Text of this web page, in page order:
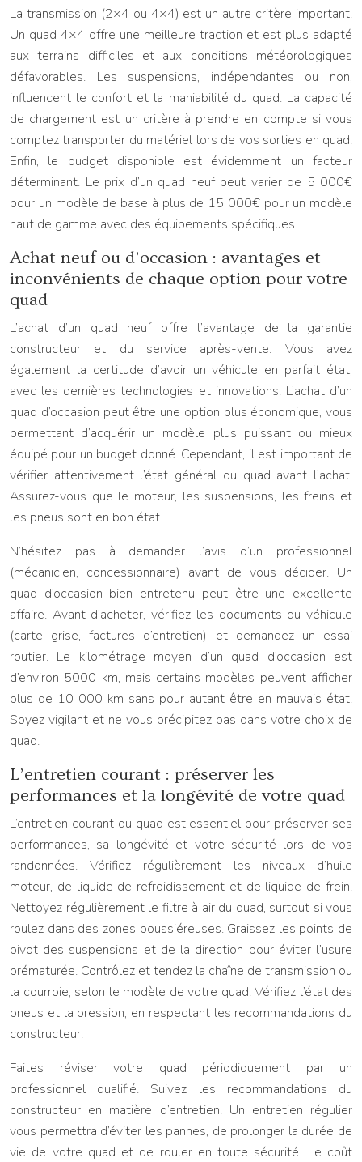
La transmission (2×4 ou 4×4) est un autre critère important.
Un quad 4×4 offre une meilleure traction et est plus adapté
aux terrains difficiles et aux conditions météorologiques
défavorables. Les suspensions, indépendantes ou non,
influencent le confort et la maniabilité du quad. La capacité
de chargement est un critère à prendre en compte si vous
comptez transporter du matériel lors de vos sorties en quad.
Enfin, le budget disponible est évidemment un facteur
déterminant. Le prix d’un quad neuf peut varier de 5 000€
pour un modèle de base à plus de 15 000€ pour un modèle
haut de gamme avec des équipements spécifiques.
Achat neuf ou d’occasion : avantages et
inconvénients de chaque option pour votre
quad
L’achat d’un quad neuf offre l’avantage de la garantie
constructeur et du service après-vente. Vous avez
également la certitude d’avoir un véhicule en parfait état,
avec les dernières technologies et innovations. L’achat d’un
quad d’occasion peut être une option plus économique, vous
permettant d’acquérir un modèle plus puissant ou mieux
équipé pour un budget donné. Cependant, il est important de
vérifier attentivement l’état général du quad avant l’achat.
Assurez-vous que le moteur, les suspensions, les freins et
les pneus sont en bon état.
N’hésitez pas à demander l’avis d’un professionnel
(mécanicien, concessionnaire) avant de vous décider. Un
quad d’occasion bien entretenu peut être une excellente
affaire. Avant d’acheter, vérifiez les documents du véhicule
(carte grise, factures d’entretien) et demandez un essai
routier. Le kilométrage moyen d’un quad d’occasion est
d’environ 5000 km, mais certains modèles peuvent afficher
plus de 10 000 km sans pour autant être en mauvais état.
Soyez vigilant et ne vous précipitez pas dans votre choix de
quad.
L’entretien courant : préserver les
performances et la longévité de votre quad
L’entretien courant du quad est essentiel pour préserver ses
performances, sa longévité et votre sécurité lors de vos
randonnées. Vérifiez régulièrement les niveaux d’huile
moteur, de liquide de refroidissement et de liquide de frein.
Nettoyez régulièrement le filtre à air du quad, surtout si vous
roulez dans des zones poussiéreuses. Graissez les points de
pivot des suspensions et de la direction pour éviter l’usure
prématurée. Contrôlez et tendez la chaîne de transmission ou
la courroie, selon le modèle de votre quad. Vérifiez l’état des
pneus et la pression, en respectant les recommandations du
constructeur.
Faites réviser votre quad périodiquement par un
professionnel qualifié. Suivez les recommandations du
constructeur en matière d’entretien. Un entretien régulier
vous permettra d’éviter les pannes, de prolonger la durée de
vie de votre quad et de rouler en toute sécurité. Le coût